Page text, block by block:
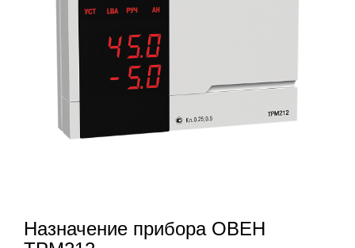
Назначение прибора ОВЕН